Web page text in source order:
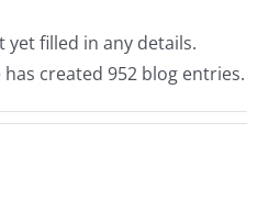
filled in any details.
created 952 blog entries.